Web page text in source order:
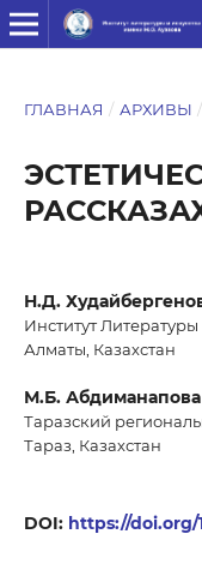
ГЛАВНАЯ / АРХИВЫ /
Н.Д.
Институт
Алматы, Казахстан
М.Б. Абдиманапова
Таразский
Тараз, Казахстан
DOI: https://doi.org/